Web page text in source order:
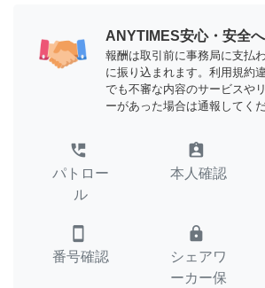
ANYTIMES安心・安全
報酬は取引前に事務局に支払
に振り込まれます。利用規約
でも不審な内容のサービスや
ーがあった場合は通報してくだ
perm_phone_msg
パトロー
ル
assignment_ind
本人確認
smartphone
番号確認
lock
シェアワ
ーカー保